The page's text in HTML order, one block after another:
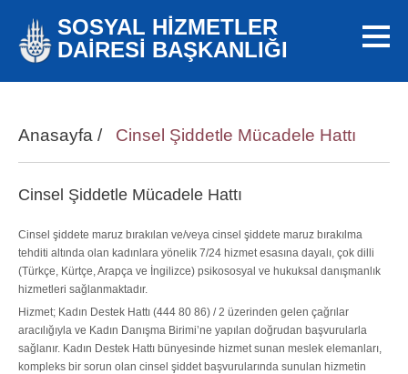
SOSYAL HİZMETLER
DAİRESİ BAŞKANLIĞI
Anasayfa / Cinsel Şiddetle Mücadele Hattı
Cinsel Şiddetle Mücadele Hattı
Cinsel şiddete maruz bırakılan ve/veya cinsel şiddete maruz bırakılma
tehditi altında olan kadınlara yönelik 7/24 hizmet esasına dayalı, çok dilli
(Türkçe, Kürtçe, Arapça ve İngilizce) psikososyal ve hukuksal danışmanlık
hizmetleri sağlanmaktadır.
Hizmet; Kadın Destek Hattı (444 80 86) / 2 üzerinden gelen çağrılar
aracılığıyla ve Kadın Danışma Birimi’ne yapılan doğrudan başvurularla
sağlanır. Kadın Destek Hattı bünyesinde hizmet sunan meslek elemanları,
kompleks bir sorun olan cinsel şiddet başvurularında sunulan hizmetin